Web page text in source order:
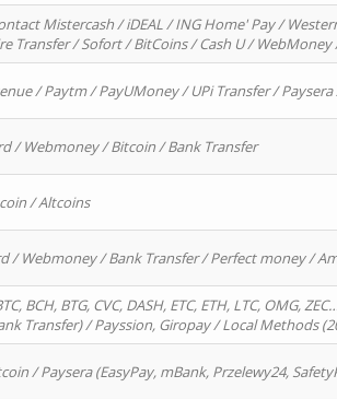
Mistercash / iDEAL / ING Home' Pay /
Transfer / Sofort / BitCoins / Cash U /
/ Paytm / PayUMoney / UPi Transfer /
/ Webmoney / Bitcoin / Bank Transfer
/ Altcoins
/ Webmoney / Bank Transfer / Perfect money /
BCH, BTG, CVC, DASH, ETC, ETH, LTC, OMG,
Transfer) / Payssion, Giropay / Local Methods
/ Paysera (EasyPay, mBank, Przelewy24,